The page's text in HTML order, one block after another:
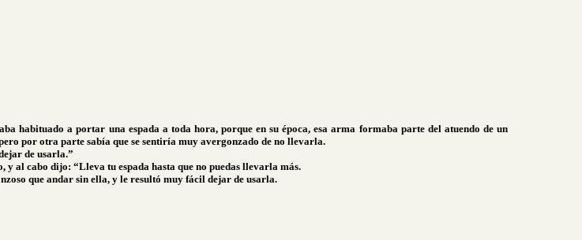
habituado a portar una espada a toda hora, porque en su época, esa arma formaba parte del atuendo de un
por otra parte sabía que se sentiría muy avergonzado de no llevarla.
de usarla.”
y al cabo dijo: “Lleva tu espada hasta que no puedas llevarla más.
que andar sin ella, y le resultó muy fácil dejar de usarla.